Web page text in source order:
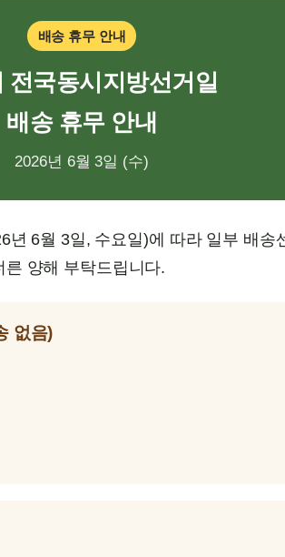
배송 휴무 안내
전국동시지방선거일
배송 휴무 안내
2026년 6월 3일 (수)
년 6월 3일, 수요일)에 따라 일부 배송
양해 부탁드립니다.
없음)